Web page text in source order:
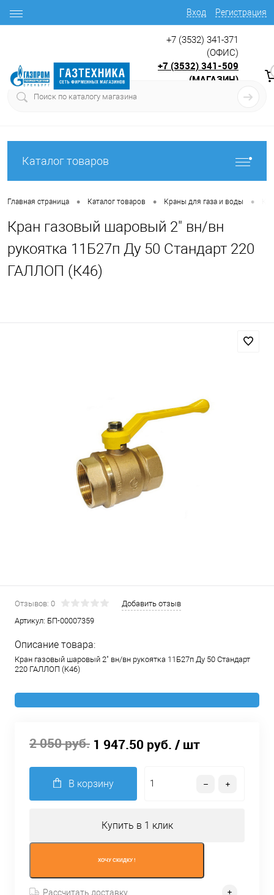
Вход Регистрация
+7 (3532) 341-371
(ОФИС)
+7 (3532) 341-509
(МАГАЗИН)
Каталог товаров
Главная страница • Каталог товаров • Краны для газа и воды •
Кран газовый шаровый 2" вн/вн
рукоятка 11Б27п Ду 50 Стандарт 220
ГАЛЛОП (К46)
Отзывов: 0
Добавить отзыв
Артикул: БП-00007359
Описание товара:
Кран газовый шаровый 2" вн/вн рукоятка 11Б27п Ду 50 Стандарт
220 ГАЛЛОП (К46)
2 050 руб. 1 947.50 руб. / шт
В корзину
Купить в 1 клик
ХОЧУ СКИДКУ !
Рассчитать доставку